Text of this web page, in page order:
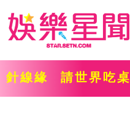
針線緣 請世界吃桌